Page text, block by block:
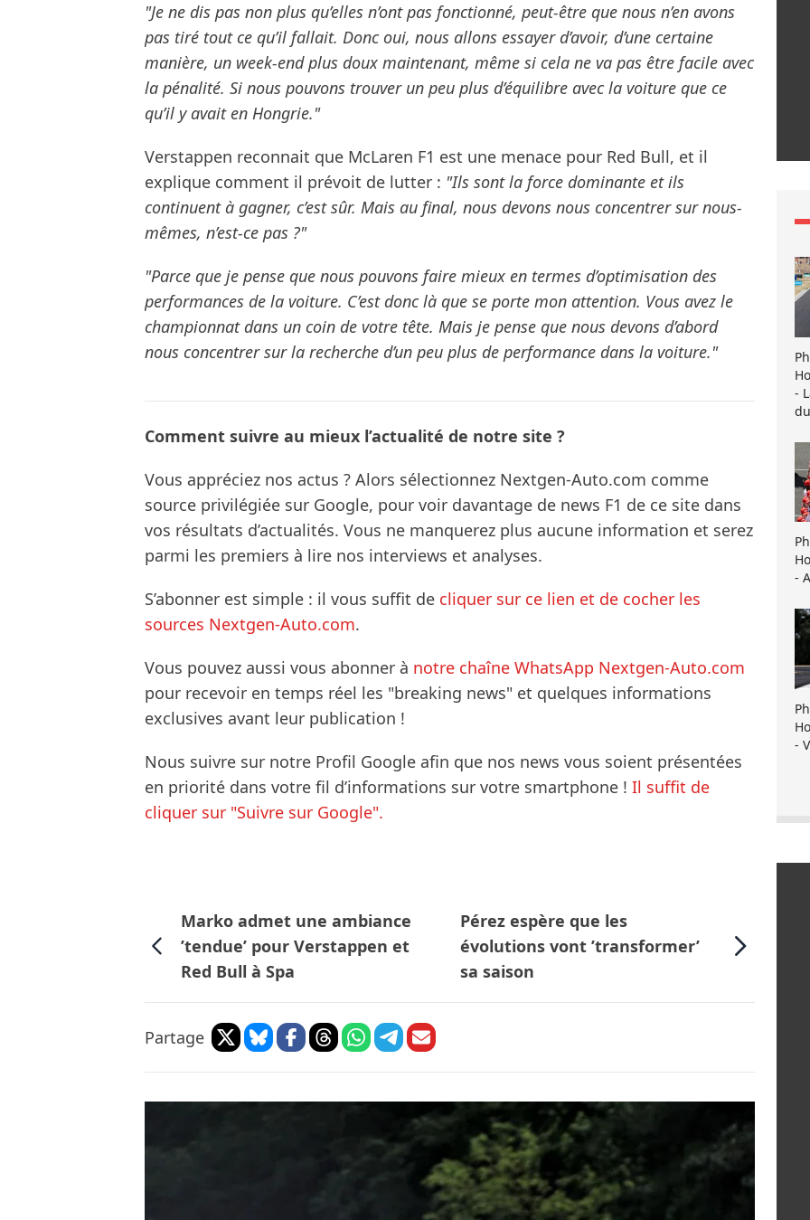
"Je ne dis pas non plus qu’elles n’ont pas fonctionné, peut-être que nous n’en avons
pas tiré tout ce qu’il fallait. Donc oui, nous allons essayer d’avoir, d’une certaine
manière, un week-end plus doux maintenant, même si cela ne va pas être facile avec
la pénalité. Si nous pouvons trouver un peu plus d’équilibre avec la voiture que ce
qu’il y avait en Hongrie."
Verstappen reconnait que McLaren F1 est une menace pour Red Bull, et il
explique comment il prévoit de lutter : "Ils sont la force dominante et ils
continuent à gagner, c’est sûr. Mais au final, nous devons nous concentrer sur nous-
mêmes, n’est-ce pas ?"
"Parce que je pense que nous pouvons faire mieux en termes d’optimisation des
performances de la voiture. C’est donc là que se porte mon attention. Vous avez le
championnat dans un coin de votre tête. Mais je pense que nous devons d’abord
nous concentrer sur la recherche d’un peu plus de performance dans la voiture."
Comment suivre au mieux l’actualité de notre site ?
Vous appréciez nos actus ? Alors sélectionnez Nextgen-Auto.com comme
source privilégiée sur Google, pour voir davantage de news F1 de ce site dans
vos résultats d’actualités. Vous ne manquerez plus aucune information et serez
parmi les premiers à lire nos interviews et analyses.
S’abonner est simple : il vous suffit de cliquer sur ce lien et de cocher les
sources Nextgen-Auto.com.
Vous pouvez aussi vous abonner à notre chaîne WhatsApp Nextgen-Auto.com
pour recevoir en temps réel les "breaking news" et quelques informations
exclusives avant leur publication !
Nous suivre sur notre Profil Google afin que nos news vous soient présentées
en priorité dans votre fil d’informations sur votre smartphone ! Il suffit de
cliquer sur "Suivre sur Google".
Marko admet une ambiance
’tendue’ pour Verstappen et
Red Bull à Spa
Pérez espère que les
évolutions vont ’transformer’
sa saison
Partage
-
-
-